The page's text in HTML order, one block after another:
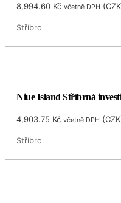
8,994.60 Kč včetně DPH (CZK
Stříbro
Niue Island Stříbrná
4,903.75 Kč včetně DPH (CZK
Stříbro